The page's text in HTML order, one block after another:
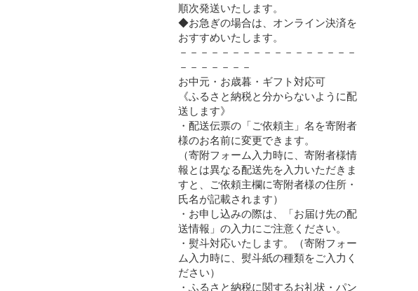
順次発送いたします。
◆お急ぎの場合は、オンライン決済を
おすすめいたします。
－－－－－－－－－－－－－－－－－
－－－－－－－
お中元・お歳暮・ギフト対応可
《ふるさと納税と分からないように配
送します》
・配送伝票の「ご依頼主」名を寄附者
様のお名前に変更できます。
（寄附フォーム入力時に、寄附者様情
報とは異なる配送先を入力いただきま
すと、ご依頼主欄に寄附者様の住所・
氏名が記載されます）
・お申し込みの際は、「お届け先の配
送情報」の入力にご注意ください。
・熨斗対応いたします。（寄附フォー
ム入力時に、熨斗紙の種類をご入力く
ださい）
・ふるさと納税に関するお礼状・パン